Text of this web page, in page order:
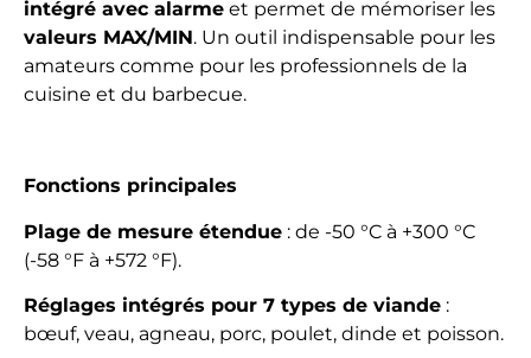
intégré avec alarme et permet de mémoriser les
valeurs MAX/MIN. Un outil indispensable pour les
amateurs comme pour les professionnels de la
cuisine et du barbecue.
Fonctions principales
Plage de mesure étendue : de -50 °C à +300 °C
(-58 °F à +572 °F).
Réglages intégrés pour 7 types de viande :
bœuf, veau, agneau, porc, poulet, dinde et poisson.